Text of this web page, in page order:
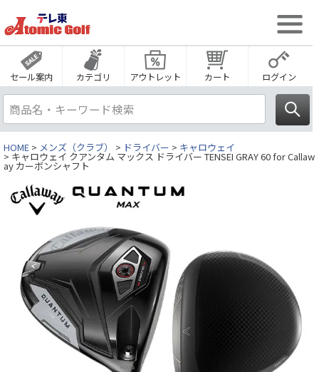
セール案内 カテゴリ アウトレット カート ログイン
HOME メンズ（クラブ） ドライバー キャロウェイ
キャロウェイ クアンタム マックス ドライバー TENSEI GRAY 60 for Callaw
ay カーボンシャフト